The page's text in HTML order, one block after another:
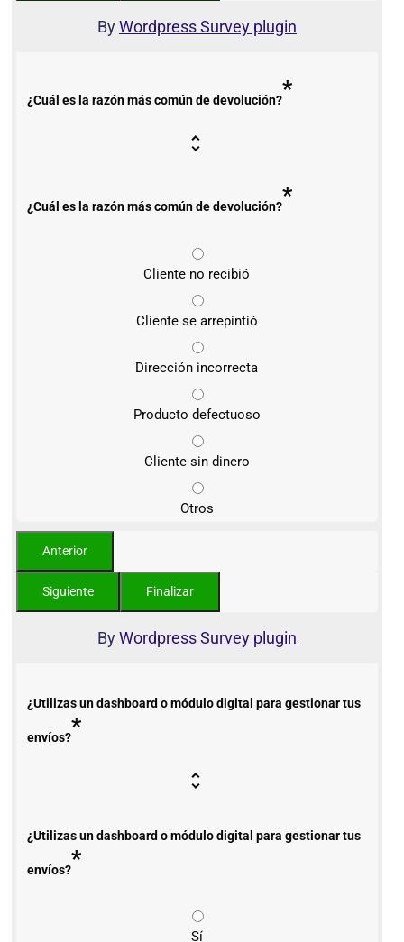
ByWordpress Survey plugin
¿Cuál es la razón más común de devolución?*
¿Cuál es la razón más común de devolución?*
Cliente no recibió
Cliente se arrepintió
Dirección incorrecta
Producto defectuoso
Cliente sin dinero
Otros
ByWordpress Survey plugin
¿Utilizas un dashboard o módulo digital para gestionar tus
envíos?*
¿Utilizas un dashboard o módulo digital para gestionar tus
envíos?*
Sí